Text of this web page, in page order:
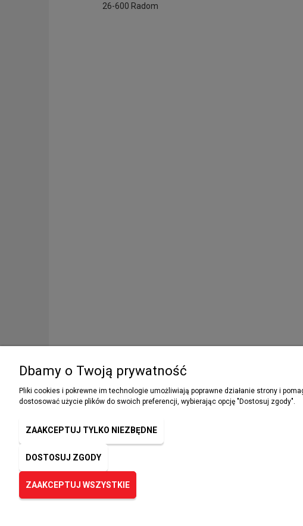
26-600 Radom
NEWSLETTERPodaj swój adres e-mail, jeżeli chcesz otrzymywać
informacje o nowościach i promocjach.
Dbamy o Twoją prywatność
Pliki cookies i pokrewne im technologie umożliwiają poprawne działanie strony i
dostosować użycie plików do swoich preferencji, wybierając opcję "Dostosuj zgody".
ZAAKCEPTUJ TYLKO NIEZBĘDNE
DOSTOSUJ ZGODY
ZAAKCEPTUJ WSZYSTKIE